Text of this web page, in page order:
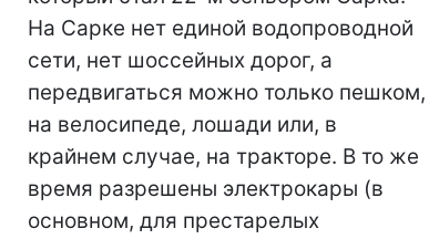
На Сарке нет единой водопроводной
сети, нет шоссейных дорог, а
передвигаться можно только пешком,
на велосипеде, лошади или, в
крайнем случае, на тракторе. В то же
время разрешены электрокары (в
основном, для престарелых